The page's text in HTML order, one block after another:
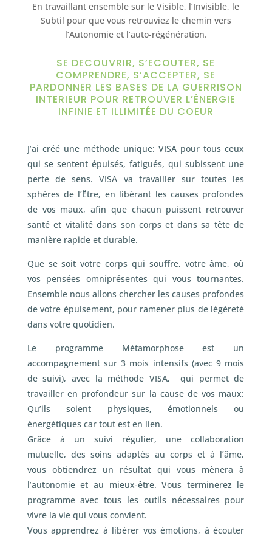
En travaillant ensemble sur le Visible, l’Invisible, le
Subtil pour que vous retrouviez le chemin vers
l’Autonomie et l’auto-régénération.
SE DECOUVRIR, S’ECOUTER, SE
COMPRENDRE, S’ACCEPTER, SE
PARDONNER LES BASES DE LA GUERRISON
INTERIEUR POUR RETROUVER L’ÉNERGIE
INFINIE ET ILLIMITÉE DU COEUR
J’ai créé une méthode unique: VISA pour tous ceux
qui se sentent épuisés, fatigués, qui subissent une
perte de sens. VISA va travailler sur toutes les
sphères de l’Être, en libérant les causes profondes
de vos maux, afin que chacun puissent retrouver
santé et vitalité dans son corps et dans sa tête de
manière rapide et durable.
Que se soit votre corps qui souffre, votre âme, où
vos pensées omniprésentes qui vous tournantes.
Ensemble nous allons chercher les causes profondes
de votre épuisement, pour ramener plus de légèreté
dans votre quotidien.
Le programme Métamorphose est un
accompagnement sur 3 mois intensifs (avec 9 mois
de suivi), avec la méthode VISA, qui permet de
travailler en profondeur sur la cause de vos maux:
Qu’ils soient physiques, émotionnels ou
énergétiques car tout est en lien.
Grâce à un suivi régulier, une collaboration
mutuelle, des soins adaptés au corps et à l’âme,
vous obtiendrez un résultat qui vous mènera à
l’autonomie et au mieux-être. Vous terminerez le
programme avec tous les outils nécessaires pour
vivre la vie qui vous convient.
Vous apprendrez à libérer vos émotions, à écouter